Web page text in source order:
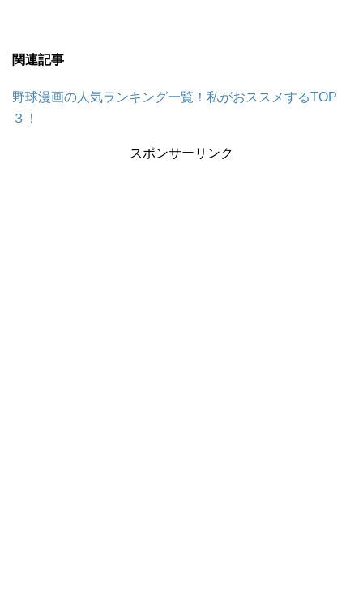
関連記事
野球漫画の人気ランキング一覧！私がおススメするTOP
３！
スポンサーリンク